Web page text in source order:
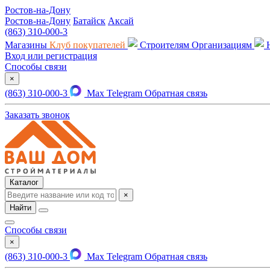
Ростов-на-Дону
Ростов-на-Дону Батайск Аксай
(863) 310-000-3
Магазины Клуб покупателей Строителям Организациям
Вход или регистрация
Способы связи
×
(863) 310-000-3 Max Telegram Обратная связь
Заказать звонок
Каталог
×
Найти
Способы связи
×
(863) 310-000-3 Max Telegram Обратная связь